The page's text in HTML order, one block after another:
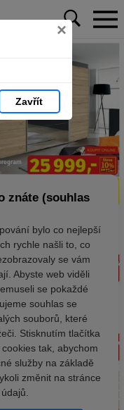
×
Zavřít
znáte (souhlas
bylo co nejlepší
rychle našli to, co
se vám
Abyste web viděli
se pokaždé
souhlas se
souborů, které
Stisknutím tlačítka
cookies tak, abychom
služby na základě
změnit na stránce